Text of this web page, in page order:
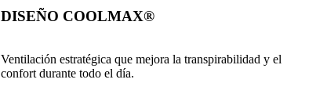
DISEÑO COOLMAX®
Ventilación estratégica que mejora la transpirabilidad y el
confort durante todo el día.